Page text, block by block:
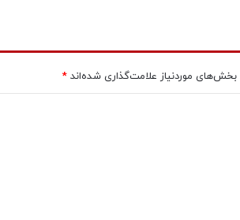
بخش‌های موردنیاز علامت‌گذاری شده‌اند *